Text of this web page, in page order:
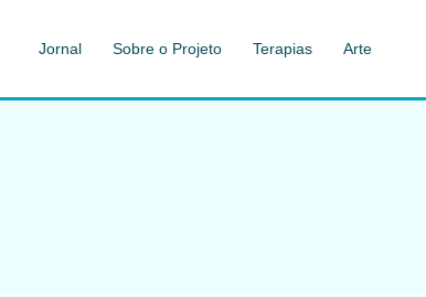
Jornal Sobre o Projeto Terapias Arte